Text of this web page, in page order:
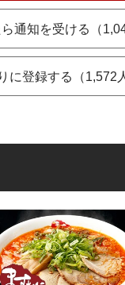
通知を受ける（
に登録する（1,572